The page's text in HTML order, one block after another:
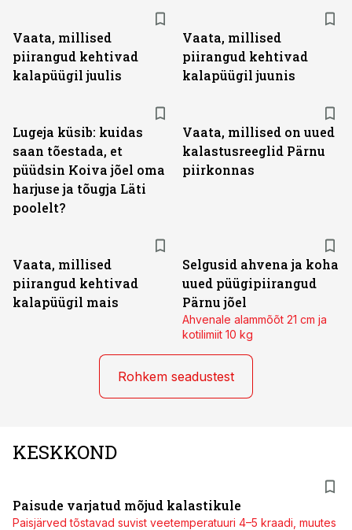
Vaata, millised
piirangud kehtivad
kalapüügil juulis
Vaata, millised
piirangud kehtivad
kalapüügil juunis
Lugeja küsib: kuidas
saan tõestada, et
püüdsin Koiva jõel oma
harjuse ja tõugja Läti
poolelt?
Vaata, millised on uued
kalastusreeglid Pärnu
piirkonnas
Vaata, millised
piirangud kehtivad
kalapüügil mais
Selgusid ahvena ja koha
uued püügipiirangud
Pärnu jõel
Ahvenale alammõõt 21 cm ja
kotilimiit 10 kg
Rohkem seadustest
KESKKOND
Paisude varjatud mõjud kalastikule
Paisjärved tõstavad suvist veetemperatuuri 4–5 kraadi, muutes